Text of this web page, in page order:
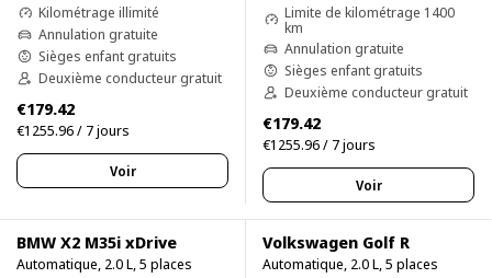
Kilométrage illimité
Annulation gratuite
Sièges enfant gratuits
Deuxième conducteur gratuit
€179.42
€1255.96 / 7 jours
Voir
Limite de kilométrage 1400
km
Annulation gratuite
Sièges enfant gratuits
Deuxième conducteur gratuit
€179.42
€1255.96 / 7 jours
Voir
BMW X2 M35i xDrive
Automatique, 2.0 L, 5 places
Volkswagen Golf R
Automatique, 2.0 L, 5 places